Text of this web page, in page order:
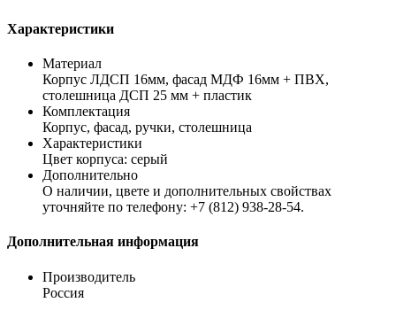
Характеристики
Материал
Корпус ЛДСП 16мм, фасад МДФ 16мм + ПВХ,
столешница ДСП 25 мм + пластик
Комплектация
Корпус, фасад, ручки, столешница
Характеристики
Цвет корпуса: серый
Дополнительно
О наличии, цвете и дополнительных свойствах
уточняйте по телефону: +7 (812) 938-28-54.
Дополнительная информация
Производитель
Россия